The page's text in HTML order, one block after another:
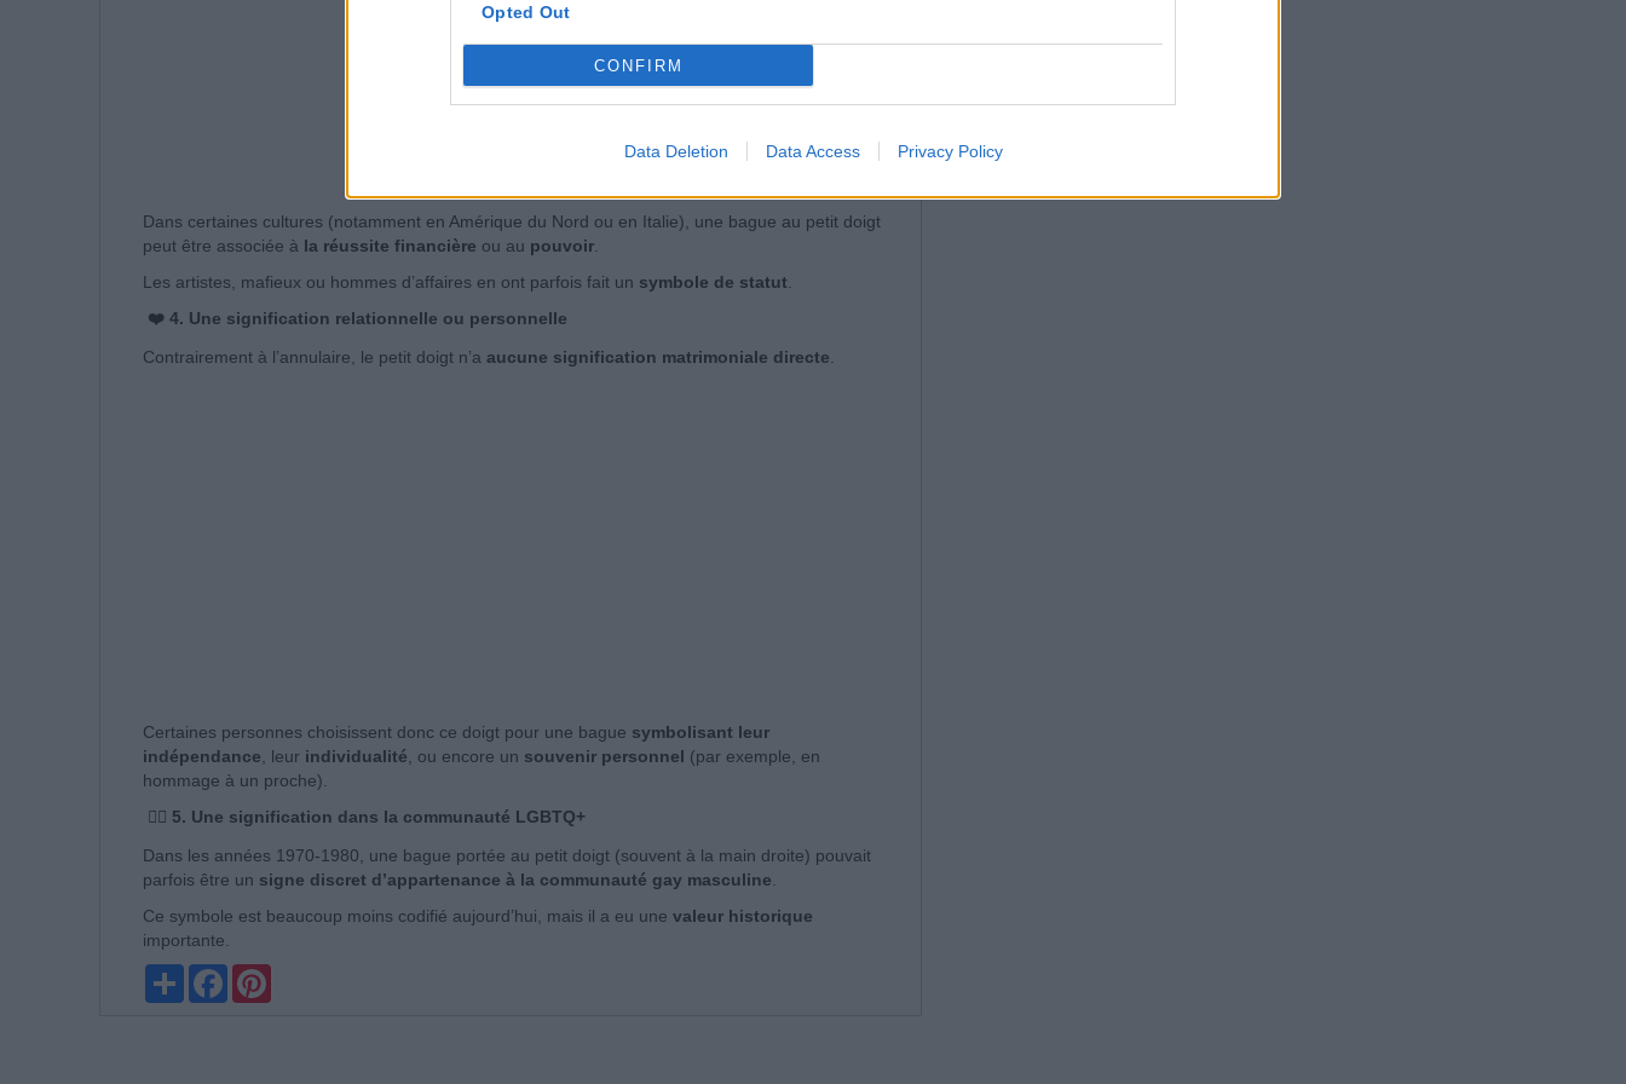
Opted Out
CONFIRM
Data Deletion Data Access Privacy Policy
Dans certaines cultures (notamment en Amérique du Nord ou en Italie), une bague au petit doigt
peut être associée à la réussite financière ou au pouvoir
Les artistes, mafieux ou hommes d’affaires en ont parfois fait un symbole de statut
❤️ 4. Une signification relationnelle ou personnelle
Contrairement à l’annulaire, le petit doigt n’a aucune signification matrimoniale directe
Certaines personnes choisissent donc ce doigt pour une bague symbolisant leur
indépendance , leur individualité , ou encore un souvenir personnel (par exemple, en
hommage à un proche).
🏳️‍🌈 5. Une signification dans la communauté LGBTQ+
Dans les années 1970-1980, une bague portée au petit doigt (souvent à la main droite) pouvait
parfois être un signe discret d’appartenance à la communauté gay masculine
Ce symbole est beaucoup moins codifié aujourd’hui, mais il a eu une valeur historique
importante.
PartagerFacebook